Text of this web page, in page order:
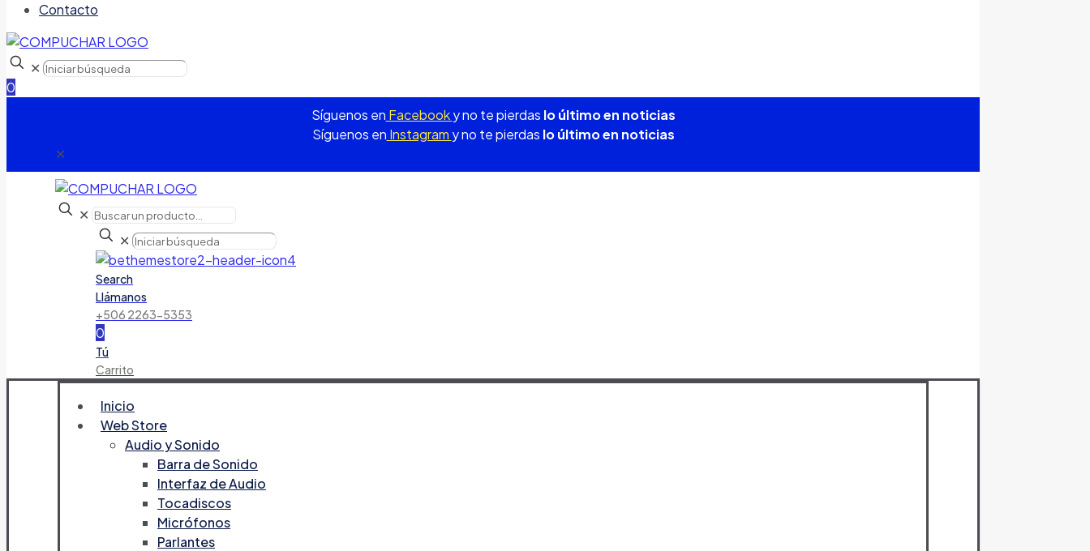
Contacto
✕
0
Síguenos en Facebooky no te pierdas lo último en noticias
Síguenos en Instagram y no te pierdas lo último en noticias
✕
✕
✕
Search
Llámanos
+506 2263-5353
0
Tú
Carrito
Inicio
Web Store
Audio y Sonido
Barra de Sonido
Interfaz de Audio
Tocadiscos
Micrófonos
Parlantes